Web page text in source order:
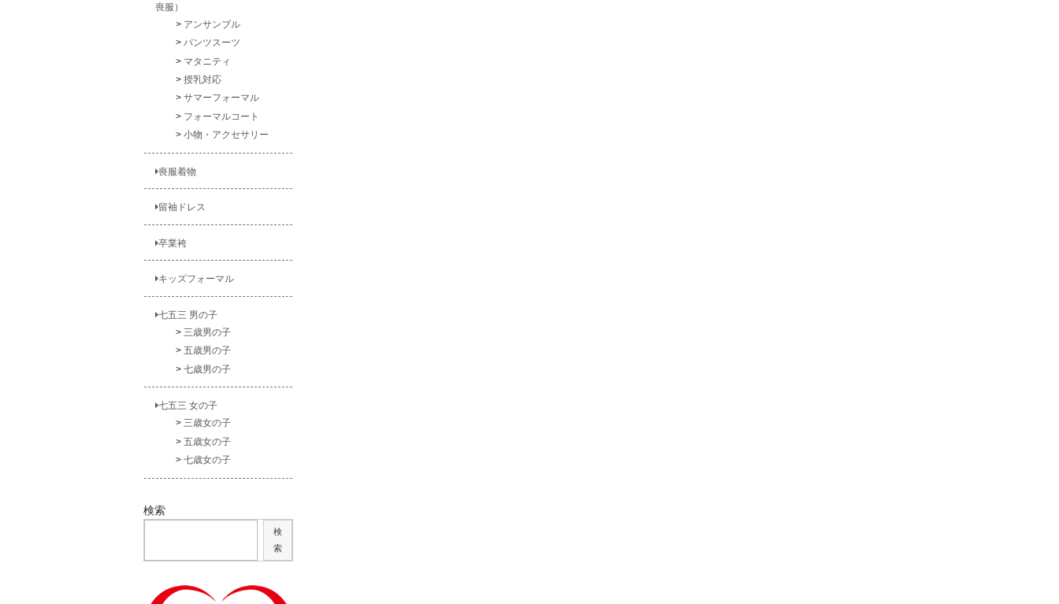
喪服）
アンサンブル
パンツスーツ
マタニティ
授乳対応
サマーフォーマル
フォーマルコート
小物・アクセサリー
喪服着物
留袖ドレス
卒業袴
キッズフォーマル
七五三 男の子
三歳男の子
五歳男の子
七歳男の子
七五三 女の子
三歳女の子
五歳女の子
七歳女の子
検索
検
索